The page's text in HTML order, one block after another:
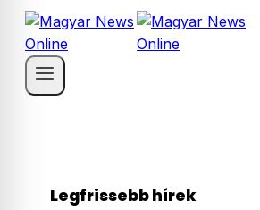
Legfrissebb hírek